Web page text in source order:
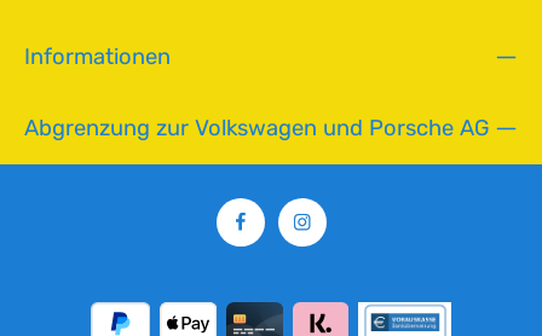
Informationen
Abgrenzung zur Volkswagen und Porsche AG